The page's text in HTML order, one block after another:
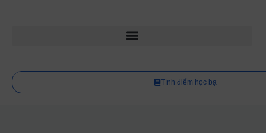
Tính điểm học bạ